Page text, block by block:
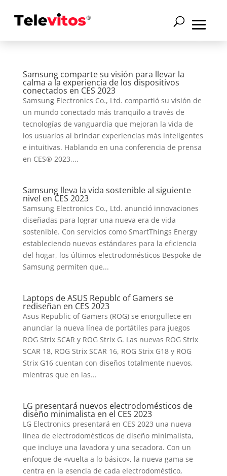
Samsung comparte su visión para llevar la
calma a la experiencia de los dispositivos
conectados en CES 2023
Samsung Electronics Co., Ltd. compartió su visión de
un mundo conectado más tranquilo a través de
tecnologías de vanguardia que mejoran la vida de
los usuarios al brindar experiencias más inteligentes
e intuitivas. Hablando en una conferencia de prensa
en CES® 2023,...
Samsung lleva la vida sostenible al siguiente
nivel en CES 2023
Samsung Electronics Co., Ltd. anunció innovaciones
diseñadas para lograr una nueva era de vida
sostenible. Con servicios como SmartThings Energy
estableciendo nuevos estándares para la eficiencia
del hogar, los últimos electrodomésticos Bespoke de
Samsung permiten que...
Laptops de ASUS Republc of Gamers se
rediseñan en CES 2023
Asus Republic of Gamers (ROG) se enorgullece en
anunciar la nueva línea de portátiles para juegos
ROG Strix SCAR y ROG Strix G. Las nuevas ROG Strix
SCAR 18, ROG Strix SCAR 16, ROG Strix G18 y ROG
Strix G16 cuentan con diseños totalmente nuevos,
mientras que en las...
LG presentará nuevos electrodomésticos de
diseño minimalista en el CES 2023
LG Electronics presentará en CES 2023 una nueva
línea de electrodomésticos de diseño minimalista,
que incluye una lavadora y una secadora. Con un
enfoque de «vuelta a lo básico», la nueva gama se
centra en la esencia de cada electrodoméstico,